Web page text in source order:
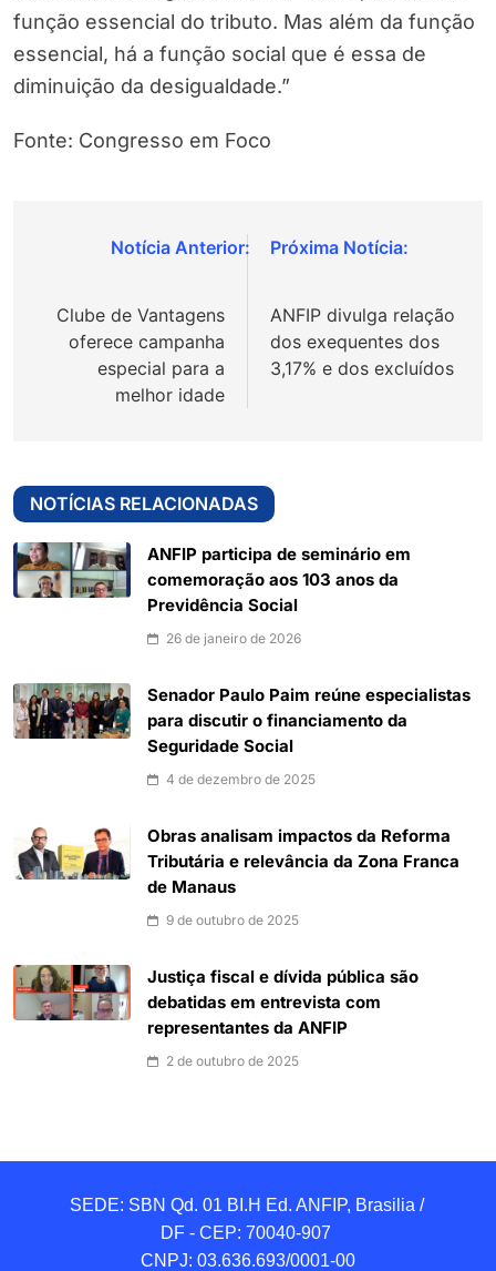
função essencial do tributo. Mas além da função
essencial, há a função social que é essa de
diminuição da desigualdade.”
Fonte: Congresso em Foco
Navegação
Post
Clube de Vantagens
oferece campanha
especial para a
melhor idade
ANFIP divulga relação
dos exequentes dos
3,17% e dos excluídos
NOTÍCIAS RELACIONADAS
ANFIP participa de seminário em
comemoração aos 103 anos da
Previdência Social
26 de janeiro de 2026
Senador Paulo Paim reúne especialistas
para discutir o financiamento da
Seguridade Social
4 de dezembro de 2025
Obras analisam impactos da Reforma
Tributária e relevância da Zona Franca
de Manaus
9 de outubro de 2025
Justiça fiscal e dívida pública são
debatidas em entrevista com
representantes da ANFIP
2 de outubro de 2025
SEDE: SBN Qd. 01 BI.H Ed. ANFIP, Brasilia /
DF - CEP: 70040-907
CNPJ: 03.636.693/0001-00